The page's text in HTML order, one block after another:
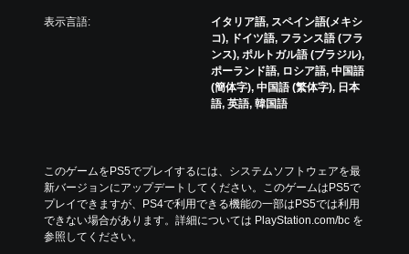
表示言語:
イタリア語, スペイン語(メキシ
コ), ドイツ語, フランス語 (フラ
ンス), ポルトガル語 (ブラジル),
ポーランド語, ロシア語, 中国語
(簡体字), 中国語 (繁体字), 日本
語, 英語, 韓国語
このゲームをPS5でプレイするには、システムソフトウェアを最
新バージョンにアップデートしてください。このゲームはPS5で
プレイできますが、PS4で利用できる機能の一部はPS5では利用
できない場合があります。詳細については PlayStation.com/bc を
参照してください。